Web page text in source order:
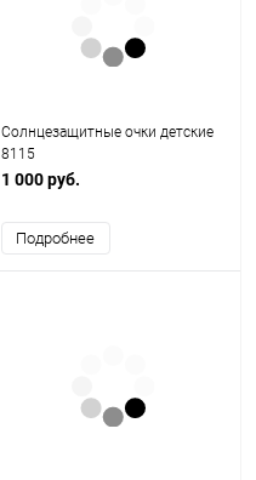
Солнцезащитные очки детские
8115
1 000 руб.
Подробнее